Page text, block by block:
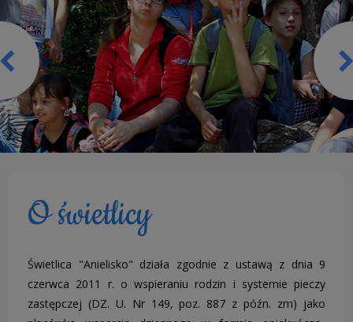
O świetlicy
Świetlica "Anielisko" działa zgodnie z ustawą z dnia 9
czerwca 2011 r. o wspieraniu rodzin i systemie pieczy
zastępczej (DZ. U. Nr 149, poz. 887 z późn. zm) jako